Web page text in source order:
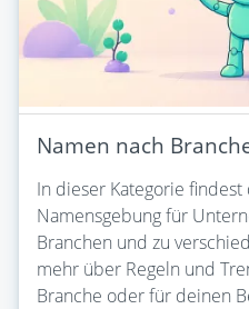
Namen nach
In dieser Kategorie
Namensgebung für
Branchen und zu
mehr über Regeln und
Branche oder für deinen